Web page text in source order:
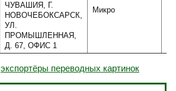
ЧУВАШИЯ, Г.
НОВОЧЕБОКСАРСК,
УЛ.
ПРОМЫШЛЕННАЯ,
Д. 67, ОФИС 1
Микро
экспортёры переводных картинок